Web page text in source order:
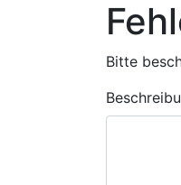
Bitte